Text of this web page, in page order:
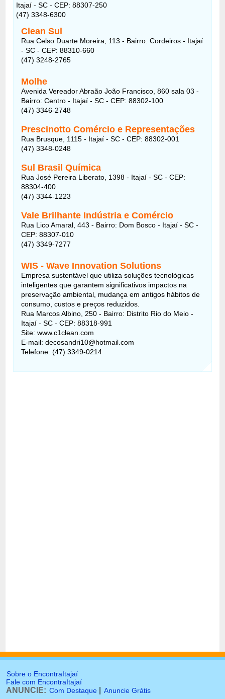
Itajaí - SC - CEP: 88307-250
(47) 3348-6300
Clean Sul
Rua Celso Duarte Moreira, 113 - Bairro: Cordeiros - Itajaí
- SC - CEP: 88310-660
(47) 3248-2765
Molhe
Avenida Vereador Abraão João Francisco, 860 sala 03 -
Bairro: Centro - Itajaí - SC - CEP: 88302-100
(47) 3346-2748
Prescinotto Comércio e Representações
Rua Brusque, 1115 - Itajaí - SC - CEP: 88302-001
(47) 3348-0248
Sul Brasil Química
Rua José Pereira Liberato, 1398 - Itajaí - SC - CEP:
88304-400
(47) 3344-1223
Vale Brilhante Indústria e Comércio
Rua Lico Amaral, 443 - Bairro: Dom Bosco - Itajaí - SC -
CEP: 88307-010
(47) 3349-7277
WIS - Wave Innovation Solutions
Empresa sustentável que utiliza soluções tecnológicas
inteligentes que garantem significativos impactos na
preservação ambiental, mudança em antigos hábitos de
consumo, custos e preços reduzidos.
Rua Marcos Albino, 250 - Bairro: Distrito Rio do Meio -
Itajaí - SC - CEP: 88318-991
Site: www.c1clean.com
E-mail: decosandri10@hotmail.com
Telefone: (47) 3349-0214
Sobre o EncontraItajaí
Fale com EncontraItajaí
ANUNCIE: Com Destaque Anuncie Grátis